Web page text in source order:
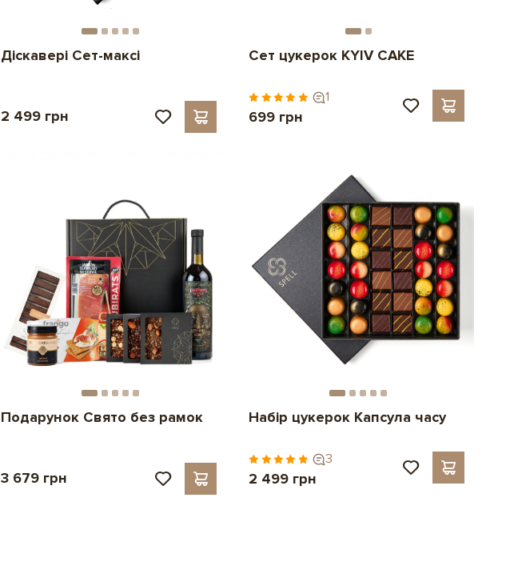
Діскавері Сет-максі
2 499 грн
Сет цукерок KYIV CAKE
1
699 грн
Подарунок Свято без рамок
3 679 грн
Набір цукерок Капсула часу
3
2 499 грн